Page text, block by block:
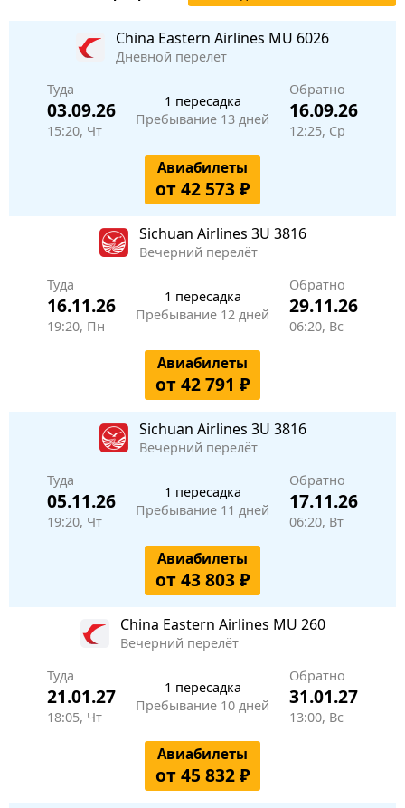
China Eastern Airlines MU 6026
Дневной перелёт
Туда
03.09.26
15:20, Чт
1 пересадка
Пребывание 13 дней
Обратно
16.09.26
12:25, Ср
Авиабилеты
от 42 573 ₽
Sichuan Airlines 3U 3816
Вечерний перелёт
Туда
16.11.26
19:20, Пн
1 пересадка
Пребывание 12 дней
Обратно
29.11.26
06:20, Вс
Авиабилеты
от 42 791 ₽
Sichuan Airlines 3U 3816
Вечерний перелёт
Туда
05.11.26
19:20, Чт
1 пересадка
Пребывание 11 дней
Обратно
17.11.26
06:20, Вт
Авиабилеты
от 43 803 ₽
China Eastern Airlines MU 260
Вечерний перелёт
Туда
21.01.27
18:05, Чт
1 пересадка
Пребывание 10 дней
Обратно
31.01.27
13:00, Вс
Авиабилеты
от 45 832 ₽